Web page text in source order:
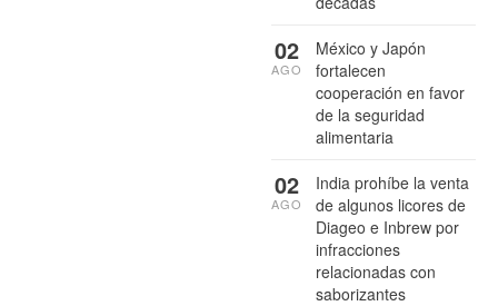
México y Japón
fortalecen
cooperación en favor
de la seguridad
alimentaria
02
AGO
India prohíbe la venta
de algunos licores de
Diageo e Inbrew por
infracciones
relacionadas con
saborizantes
02
AGO